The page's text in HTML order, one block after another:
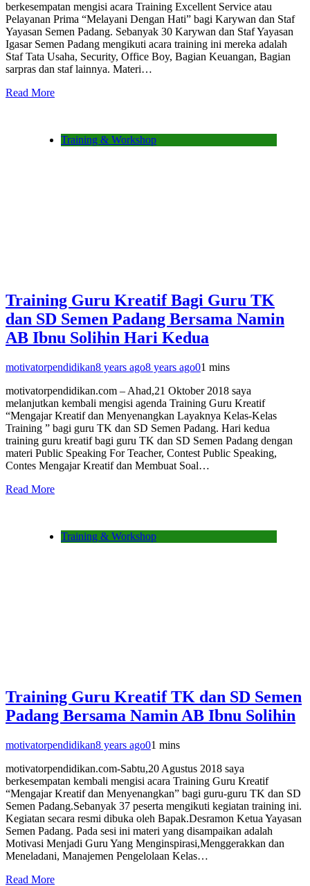
berkesempatan mengisi acara Training Excellent Service atau
Pelayanan Prima “Melayani Dengan Hati” bagi Karywan dan Staf
Yayasan Semen Padang. Sebanyak 30 Karywan dan Staf Yayasan
Igasar Semen Padang mengikuti acara training ini mereka adalah
Staf Tata Usaha, Security, Office Boy, Bagian Keuangan, Bagian
sarpras dan staf lainnya. Materi…
Read More
Training & Workshop
Training Guru Kreatif Bagi Guru TK
dan SD Semen Padang Bersama Namin
AB Ibnu Solihin Hari Kedua
motivatorpendidikan8 years ago8 years ago01 mins
motivatorpendidikan.com – Ahad,21 Oktober 2018 saya
melanjutkan kembali mengisi agenda Training Guru Kreatif
“Mengajar Kreatif dan Menyenangkan Layaknya Kelas-Kelas
Training ” bagi guru TK dan SD Semen Padang. Hari kedua
training guru kreatif bagi guru TK dan SD Semen Padang dengan
materi Public Speaking For Teacher, Contest Public Speaking,
Contes Mengajar Kreatif dan Membuat Soal…
Read More
Training & Workshop
Training Guru Kreatif TK dan SD Semen
Padang Bersama Namin AB Ibnu Solihin
motivatorpendidikan8 years ago01 mins
motivatorpendidikan.com-Sabtu,20 Agustus 2018 saya
berkesempatan kembali mengisi acara Training Guru Kreatif
“Mengajar Kreatif dan Menyenangkan” bagi guru-guru TK dan SD
Semen Padang.Sebanyak 37 peserta mengikuti kegiatan training ini.
Kegiatan secara resmi dibuka oleh Bapak.Desramon Ketua Yayasan
Semen Padang. Pada sesi ini materi yang disampaikan adalah
Motivasi Menjadi Guru Yang Menginspirasi,Menggerakkan dan
Meneladani, Manajemen Pengelolaan Kelas…
Read More